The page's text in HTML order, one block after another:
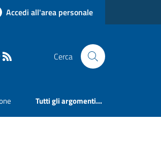
Accedi all'area personale
Cerca
Tutti gli argomenti...